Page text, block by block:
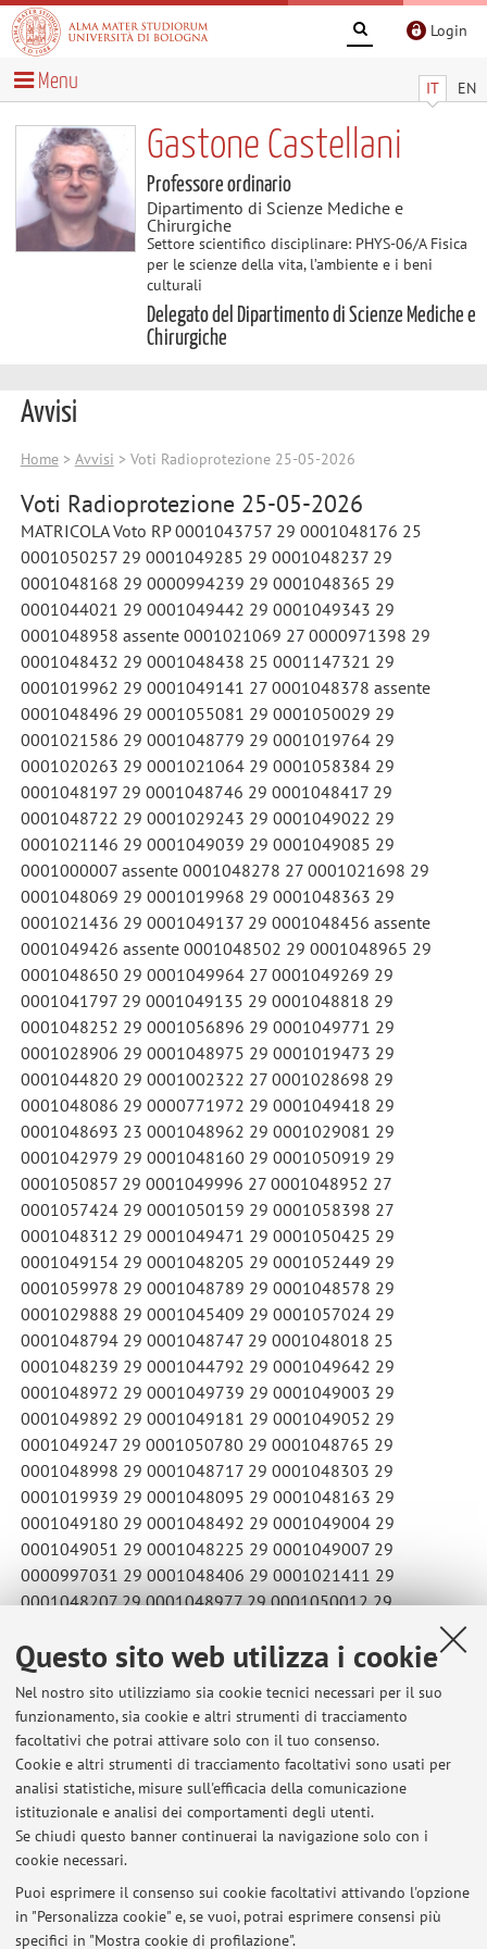
Questo sito web utilizza i cookie
Nel nostro sito utilizziamo sia cookie tecnici necessari per il suo
funzionamento, sia cookie e altri strumenti di tracciamento
facoltativi che potrai attivare solo con il tuo consenso.
Cookie e altri strumenti di tracciamento facoltativi sono usati per
analisi statistiche, misure sull'efficacia della comunicazione
istituzionale e analisi dei comportamenti degli utenti.
Se chiudi questo banner continuerai la navigazione solo con i
cookie necessari.
Puoi esprimere il consenso sui cookie facoltativi attivando l'opzione
in "Personalizza cookie" e, se vuoi, potrai esprimere consensi più
specifici in "Mostra cookie di profilazione".
Login
IT EN
Menu
Gastone Castellani
Professore ordinario
Dipartimento di Scienze Mediche e
Chirurgiche
Settore scientifico disciplinare: PHYS-06/A Fisica
per le scienze della vita, l’ambiente e i beni
culturali
Delegato del Dipartimento di Scienze Mediche e
Chirurgiche
Avvisi
Home> Avvisi > Voti Radioprotezione 25-05-2026
Voti Radioprotezione 25-05-2026
MATRICOLA Voto RP 0001043757 29 0001048176 25
0001050257 29 0001049285 29 0001048237 29
0001048168 29 0000994239 29 0001048365 29
0001044021 29 0001049442 29 0001049343 29
0001048958 assente 0001021069 27 0000971398 29
0001048432 29 0001048438 25 0001147321 29
0001019962 29 0001049141 27 0001048378 assente
0001048496 29 0001055081 29 0001050029 29
0001021586 29 0001048779 29 0001019764 29
0001020263 29 0001021064 29 0001058384 29
0001048197 29 0001048746 29 0001048417 29
0001048722 29 0001029243 29 0001049022 29
0001021146 29 0001049039 29 0001049085 29
0001000007 assente 0001048278 27 0001021698 29
0001048069 29 0001019968 29 0001048363 29
0001021436 29 0001049137 29 0001048456 assente
0001049426 assente 0001048502 29 0001048965 29
0001048650 29 0001049964 27 0001049269 29
0001041797 29 0001049135 29 0001048818 29
0001048252 29 0001056896 29 0001049771 29
0001028906 29 0001048975 29 0001019473 29
0001044820 29 0001002322 27 0001028698 29
0001048086 29 0000771972 29 0001049418 29
0001048693 23 0001048962 29 0001029081 29
0001042979 29 0001048160 29 0001050919 29
0001050857 29 0001049996 27 0001048952 27
0001057424 29 0001050159 29 0001058398 27
0001048312 29 0001049471 29 0001050425 29
0001049154 29 0001048205 29 0001052449 29
0001059978 29 0001048789 29 0001048578 29
0001029888 29 0001045409 29 0001057024 29
0001048794 29 0001048747 29 0001048018 25
0001048239 29 0001044792 29 0001049642 29
0001048972 29 0001049739 29 0001049003 29
0001049892 29 0001049181 29 0001049052 29
0001049247 29 0001050780 29 0001048765 29
0001048998 29 0001048717 29 0001048303 29
0001019939 29 0001048095 29 0001048163 29
0001049180 29 0001048492 29 0001049004 29
0001049051 29 0001048225 29 0001049007 29
0000997031 29 0001048406 29 0001021411 29
0001048207 29 0001048977 29 0001050012 29
Pubblicato il: 03 giugno 2026
Ultimi avvisi
voti scritto fisica per medicina A-K 24-07-26
Pubblicato il: 03 agosto 2026
risultati radioprotezione A-K 20-07-2026
Pubblicato il: 20 luglio 2026